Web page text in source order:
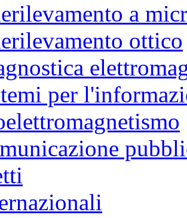
a
ottico
per